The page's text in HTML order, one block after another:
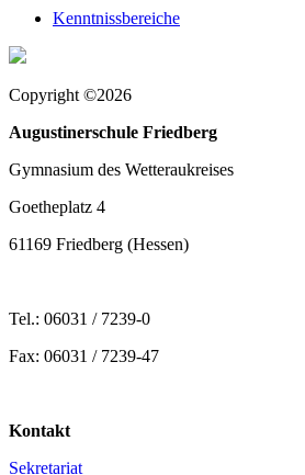
Kenntnissbereiche
Copyright ©2026
Augustinerschule Friedberg
Gymnasium des Wetteraukreises
Goetheplatz 4
61169 Friedberg (Hessen)
Tel.: 06031 / 7239-0
Fax: 06031 / 7239-47
Kontakt
Sekretariat